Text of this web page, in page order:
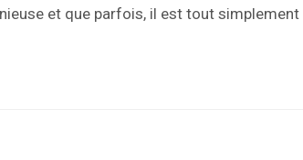
et que parfois, il est tout simplement